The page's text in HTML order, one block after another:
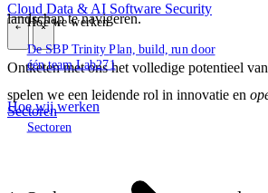
Hoe we werken
De SBP TrinityPlan, build, run door
één teamLab271
Sectoren
Sectoren
Cloud Data & AI Software Security
Hoe wij werken
landschap te navigeren.
Ontketen met ons het volledige potentieel
spelen we een leidende rol in innovatie en